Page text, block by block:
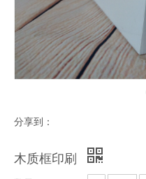
分享到：
木质框印刷